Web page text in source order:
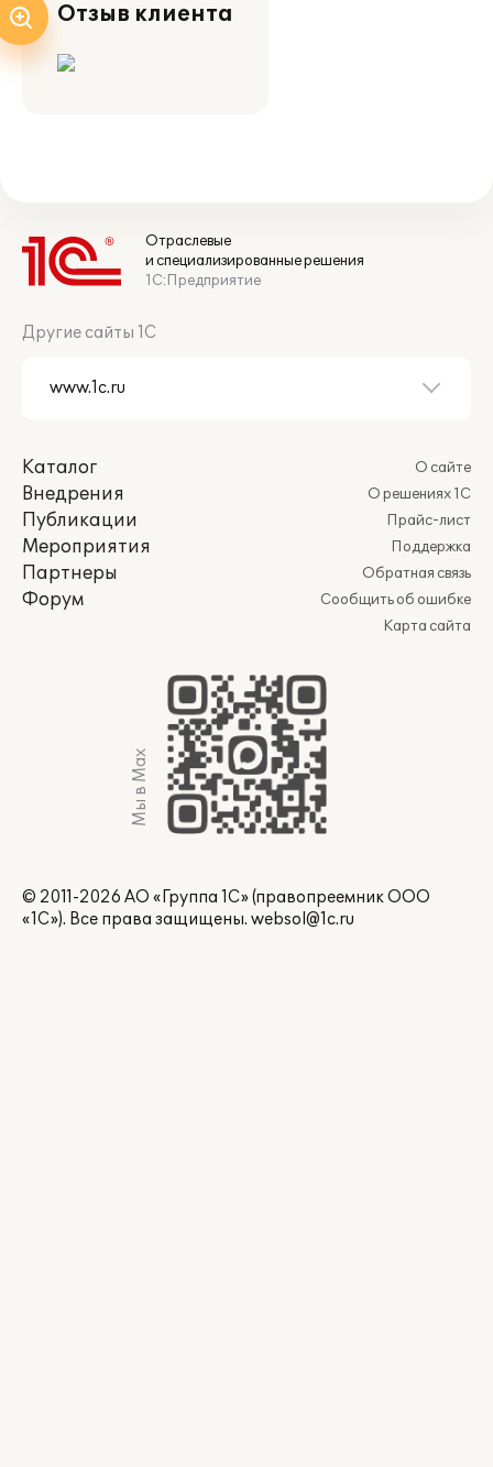
Отзыв клиента
Отраслевые
и специализированные решения
1С:Предприятие
Другие сайты 1С
Каталог
Внедрения
Публикации
Мероприятия
Партнеры
Форум
О сайте
О решениях 1С
Прайс-лист
Поддержка
Обратная связь
Сообщить об ошибке
Карта сайта
Мы в Max
© 2011-2026 АО «Группа 1С» (правопреемник ООО
«1С»). Все права защищены. websol@1c.ru